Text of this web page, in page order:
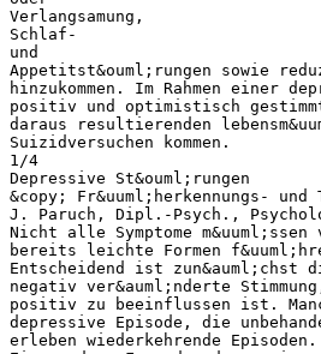
Verlangsamung,
Schlaf-
und
Appetitst&ouml;rungen sowie
hinzukommen. Im Rahmen einer
positiv und optimistisch
daraus resultierenden
Suizidversuchen kommen.
1/4
Depressive St&ouml;rungen
&copy; Fr&uuml;herkennungs-
J. Paruch, Dipl.-Psych.,
Nicht alle Symptome
bereits leichte Formen
Entscheidend ist zun&auml;chst
negativ ver&auml;nderte
positiv zu beeinflussen ist.
depressive Episode, die
erleben wiederkehrende Episoden.